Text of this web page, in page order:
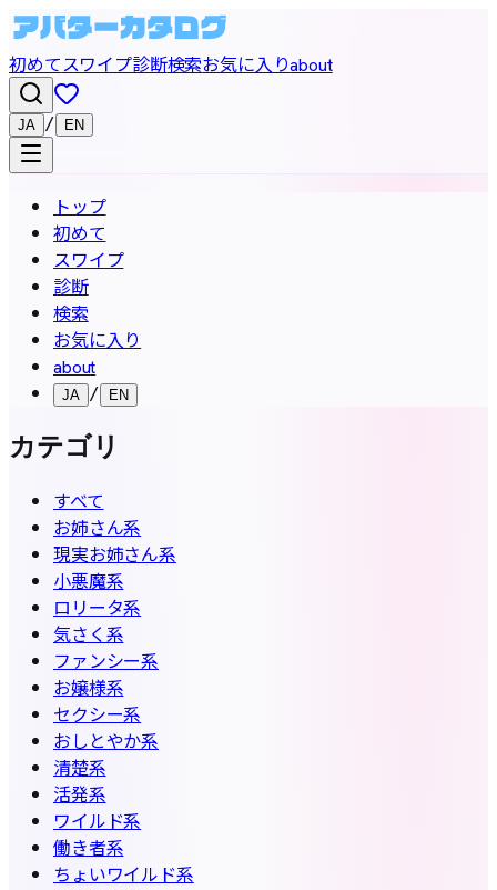
初めてスワイプ診断検索お気に入りabout
JA / EN
トップ
初めて
スワイプ
診断
検索
お気に入り
about
JA / EN
カテゴリ
すべて
お姉さん系
現実お姉さん系
小悪魔系
ロリータ系
気さく系
ファンシー系
お嬢様系
セクシー系
おしとやか系
清楚系
活発系
ワイルド系
働き者系
ちょいワイルド系